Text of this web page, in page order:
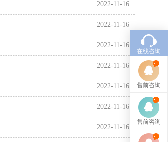
2022-11-16
2022-11-16
2022-11-16
2022-11-16
2022-11-16
2022-11-16
2022-11-16
在线咨询
售前咨询
售前咨询